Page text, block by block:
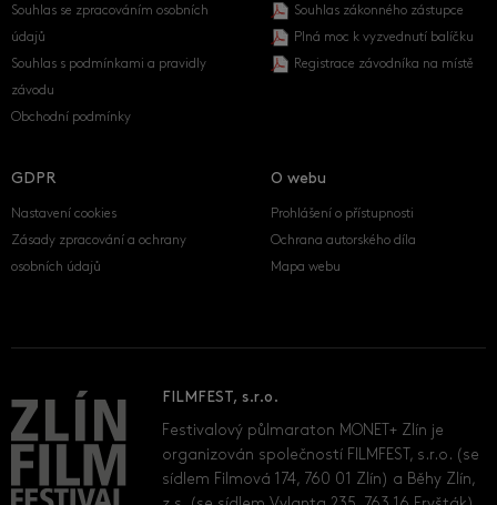
Souhlas se zpracováním osobních
údajů
Souhlas s podmínkami a pravidly
závodu
Obchodní podmínky
Souhlas zákonného zástupce
Plná moc k vyzvednutí balíčku
Registrace závodníka na místě
GDPR
Nastavení cookies
Zásady zpracování a ochrany
osobních údajů
O webu
Prohlášení o přístupnosti
Ochrana autorského díla
Mapa webu
FILMFEST, s.r.o.
Festivalový půlmaraton MONET+ Zlín je
organizován společností FILMFEST, s.r.o. (se
sídlem Filmová 174, 760 01 Zlín) a Běhy Zlín,